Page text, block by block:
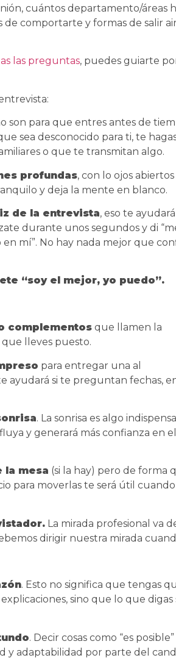
cuántos departamento/áreas
de comportarte y formas de salir
las preguntas, puedes guiarte
son para que entres antes de
sea desconocido para ti, te
o que te transmitan algo.
profundas, con lo ojos abiertos
y deja la mente en blanco.
de la entrevista, eso te
durante unos segundos y di
mí”. No hay nada mejor que
“soy el mejor, yo puedo”.
complementos que llamen la
lleves puesto.
para entregar una al
ayudará si te preguntan fechas,
. La sonrisa es algo
y generará más confianza en el
la mesa (si la hay) pero de forma
para moverlas te será útil cuando
La mirada profesional va
dirigir nuestra mirada
. Esto no significa que tengas
sino que lo que digas
. Decir cosas como “es posible”
y adaptabilidad por parte del